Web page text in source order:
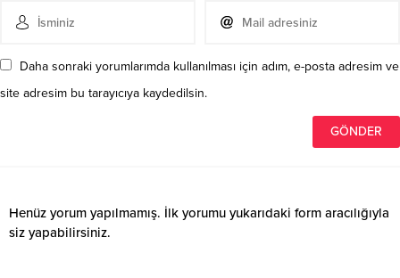
Daha sonraki yorumlarımda kullanılması için adım, e-posta adresim ve
site adresim bu tarayıcıya kaydedilsin.
Henüz yorum yapılmamış. İlk yorumu yukarıdaki form aracılığıyla
siz yapabilirsiniz.